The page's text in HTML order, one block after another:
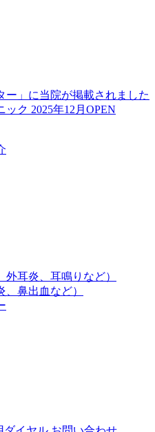
耳炎、耳鳴りなど）
鼻出血など）